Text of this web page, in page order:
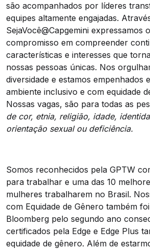
são acompanhados por líderes
equipes altamente engajadas.
SejaVocê@Capgemini expressamos
compromisso em compreender
características e interesses que
nossas pessoas únicas. Nos
diversidade e estamos empenhados
ambiente inclusivo e com equidade
Nossas vagas, são para todas as
de cor, etnia, religião, idade,
orientação sexual ou deficiência.
Somos reconhecidos pela GPTW
para trabalhar e uma das 10
mulheres trabalharem no Brasil.
com Equidade de Gênero também
Bloomberg pelo segundo ano
certificados pela Edge e Edge Plus
equidade de gênero. Além de